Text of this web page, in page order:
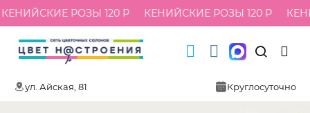
РОЗЫ 120 Р КЕНИЙСКИЕ РОЗЫ 120 Р
ул. Айская, 81 Круглосуточно